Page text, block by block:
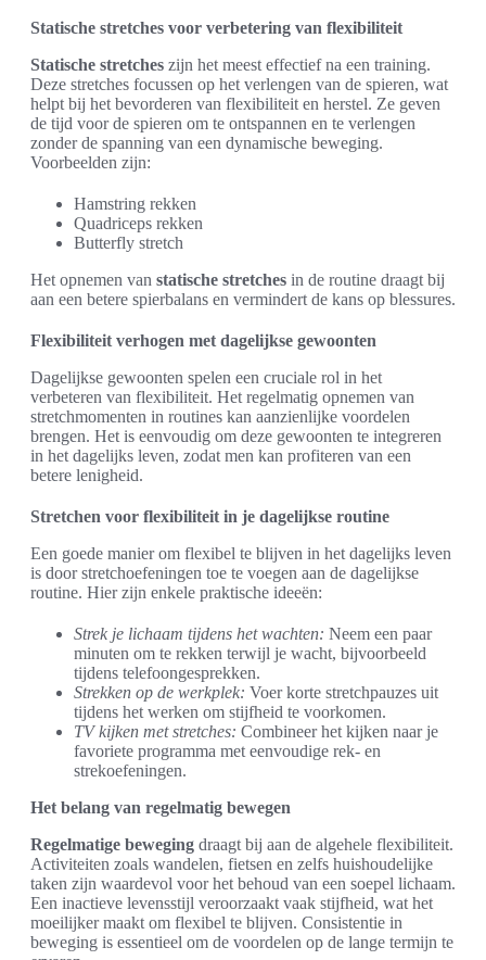
Statische stretches voor verbetering van flexibiliteit
Statische stretches zijn het meest effectief na een training.
Deze stretches focussen op het verlengen van de spieren, wat
helpt bij het bevorderen van flexibiliteit en herstel. Ze geven
de tijd voor de spieren om te ontspannen en te verlengen
zonder de spanning van een dynamische beweging.
Voorbeelden zijn:
Hamstring rekken
Quadriceps rekken
Butterfly stretch
Het opnemen van statische stretches in de routine draagt bij
aan een betere spierbalans en vermindert de kans op blessures.
Flexibiliteit verhogen met dagelijkse gewoonten
Dagelijkse gewoonten spelen een cruciale rol in het
verbeteren van flexibiliteit. Het regelmatig opnemen van
stretchmomenten in routines kan aanzienlijke voordelen
brengen. Het is eenvoudig om deze gewoonten te integreren
in het dagelijks leven, zodat men kan profiteren van een
betere lenigheid.
Stretchen voor flexibiliteit in je dagelijkse routine
Een goede manier om flexibel te blijven in het dagelijks leven
is door stretchoefeningen toe te voegen aan de dagelijkse
routine. Hier zijn enkele praktische ideeën:
Strek je lichaam tijdens het wachten: Neem een paar
minuten om te rekken terwijl je wacht, bijvoorbeeld
tijdens telefoongesprekken.
Strekken op de werkplek: Voer korte stretchpauzes uit
tijdens het werken om stijfheid te voorkomen.
TV kijken met stretches: Combineer het kijken naar je
favoriete programma met eenvoudige rek- en
strekoefeningen.
Het belang van regelmatig bewegen
Regelmatige beweging draagt bij aan de algehele flexibiliteit.
Activiteiten zoals wandelen, fietsen en zelfs huishoudelijke
taken zijn waardevol voor het behoud van een soepel lichaam.
Een inactieve levensstijl veroorzaakt vaak stijfheid, wat het
moeilijker maakt om flexibel te blijven. Consistentie in
beweging is essentieel om de voordelen op de lange termijn te